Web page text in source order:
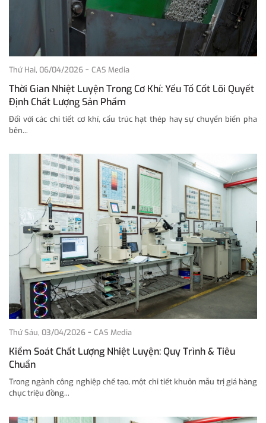
Thứ Hai, 06/04/2026 - CAS Media
Thời Gian Nhiệt Luyện Trong Cơ Khí: Yếu Tố Cốt Lõi Quyết
Định Chất Lượng Sản Phẩm
Đối với các chi tiết cơ khí, cấu trúc hạt thép hay sự chuyển biến pha
bên...
Thứ Sáu, 03/04/2026 - CAS Media
Kiểm Soát Chất Lượng Nhiệt Luyện: Quy Trình & Tiêu
Chuẩn
Trong ngành công nghiệp chế tạo, một chi tiết khuôn mẫu trị giá hàng
chục triệu đồng...